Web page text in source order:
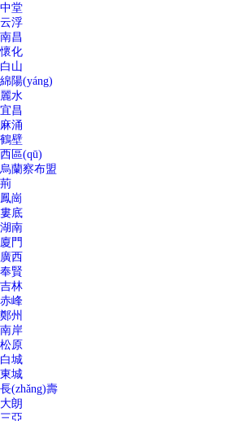
中堂
云浮
南昌
懷化
白山
綿陽(yáng)
麗水
宜昌
麻涌
鶴壁
西區(qū)
烏蘭察布盟
荊
鳳崗
婁底
湖南
廈門
廣西
奉賢
吉林
赤峰
鄭州
南岸
松原
白城
東城
長(zhǎng)壽
大朗
三亞